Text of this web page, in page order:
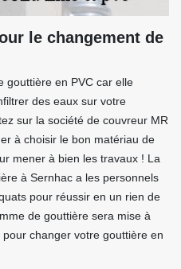
le changement de
gouttière en PVC car elle
des eaux sur votre
sur la société de couvreur MR
à choisir le bon matériau de
mener à bien les travaux ! La
à Sernhac a les personnels
pour réussir en un rien de
de gouttière sera mise à
changer votre gouttière en